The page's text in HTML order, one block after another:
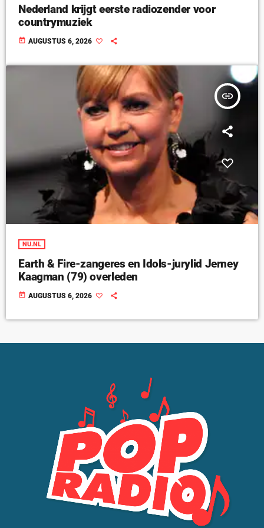
Nederland krijgt eerste radiozender voor
countrymuziek
today AUGUSTUS 6, 2026
insert_link
NU.NL
Earth & Fire-zangeres en Idols-jurylid Jerney
Kaagman (79) overleden
today AUGUSTUS 6, 2026